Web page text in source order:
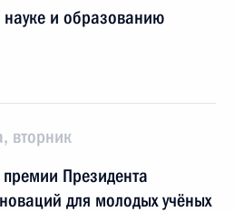
и образованию
вторник
Президента
для молодых учёных